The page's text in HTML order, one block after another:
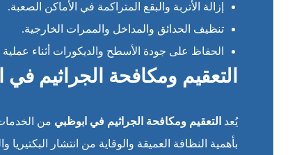
إزالة الأتربة والبقع المتراكمة في الأماكن الصعبة.
تنظيف الحدائق والمداخل والممرات الخارجية.
الحفاظ على جودة الأسطح والديكورات أثناء
التعقيم ومكافحة الجراثيم
يُعد التعقيم ومكافحة الجراثيم في ابوظبي من
بأهمية النظافة العميقة والوقاية من انتشار البكتيريا